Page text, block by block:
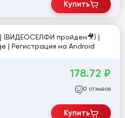
Купить
| Регистрация на Android
178.72 ₽
0 отзывов
Купить